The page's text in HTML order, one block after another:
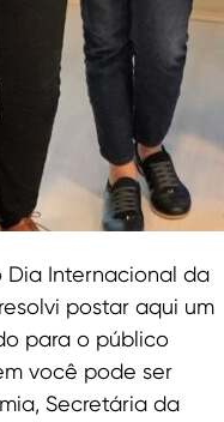
Dia Internacional da
postar aqui um
para o público
você pode ser
Secretária da